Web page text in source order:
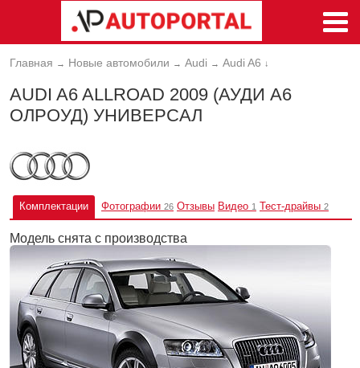
Главная → Новые автомобили → Audi → Audi A6 ↓
AUDI A6 ALLROAD 2009 (АУДИ А6
ОЛРОУД) УНИВЕРСАЛ
Комплектации Фотографии 26 Отзывы Видео 1 Тест-драйвы 2
Модель снята с производства